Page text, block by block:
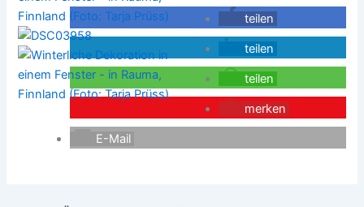
teilen
teilen
teilen
merken
E-Mail